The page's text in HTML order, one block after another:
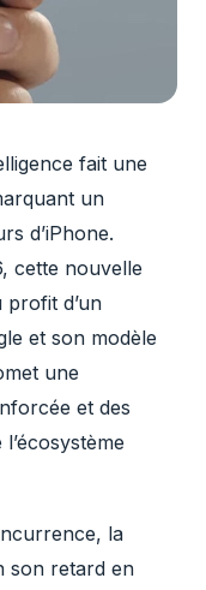
fait une
un
d’iPhone.
cette nouvelle
d’un
et son modèle
une
et des
la
son retard en